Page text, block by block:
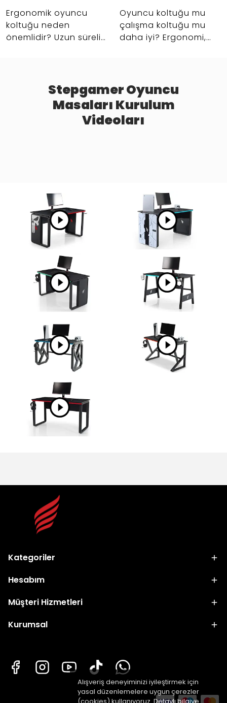
Alışveriş deneyiminizi iyileştirmek için
yasal düzenlemelere uygun çerezler
Stepgamer
Ergonomik oyuncu
koltuğu neden
önemlidir? Uzun süreli
verimli setup için
rehberi inceleyin.
Mantıklı? |
Stepgamer
Oyuncu koltuğu mu
çalışma koltuğu mu
daha iyi? Ergonomi,
koltuk seçimi rehberi.
Stepgamer Oyuncu
Masaları Kurulum
Videoları
Kategoriler
Hesabım
Müşteri Hizmetleri
Kurumsal